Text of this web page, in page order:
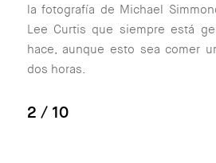
la fotografía de Michael
Lee Curtis que siempre está
hace, aunque esto sea comer
dos horas.
2 / 10